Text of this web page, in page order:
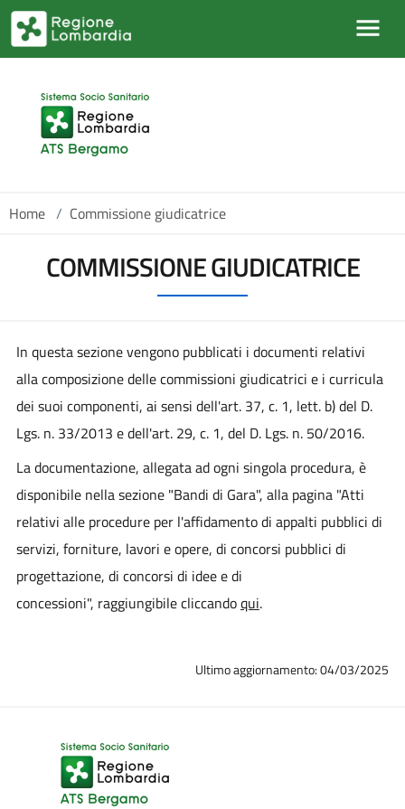
Salta al contenuto principale
Home / Commissione giudicatrice
COMMISSIONE GIUDICATRICE
In questa sezione vengono pubblicati i documenti relativi
alla composizione delle commissioni giudicatrici e i curricula
dei suoi componenti, ai sensi dell'art. 37, c. 1, lett. b) del D.
Lgs. n. 33/2013 e dell'art. 29, c. 1, del D. Lgs. n. 50/2016.
La documentazione, allegata ad ogni singola procedura, è
disponibile nella sezione "Bandi di Gara", alla pagina "Atti
relativi alle procedure per l'affidamento di appalti pubblici di
servizi, forniture, lavori e opere, di concorsi pubblici di
progettazione, di concorsi di idee e di
concessioni", raggiungibile cliccandoqui.
Ultimo aggiornamento: 04/03/2025